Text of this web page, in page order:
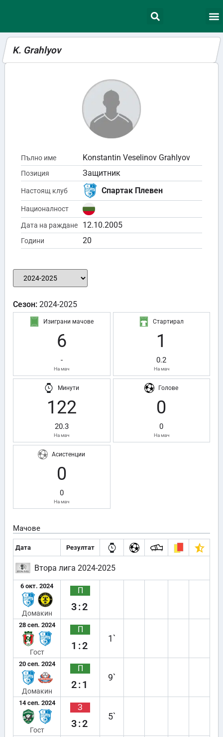
K. Grahlyov
Пълно име Konstantin Veselinov Grahlyov
Позиция Защитник
Настоящ клуб Спартак Плевен
Националност
Дата на раждане 12.10.2005
Години 20
Сезон: 2024-2025
Изиграни мачове
6
-
На мач
Стартирал
1
0.2
На мач
Минути
122
20.3
На мач
Голове
0
0
На мач
Асистенции
0
0
На мач
Мачове
Дата Резултат
Втора лига 2024-2025
6 окт. 2024
Домакин
П
3:2
28 сеп. 2024
Гост
П
1:2
1`
20 сеп. 2024
Домакин
П
2:1
9`
14 сеп. 2024
Гост
З
3:2
5`